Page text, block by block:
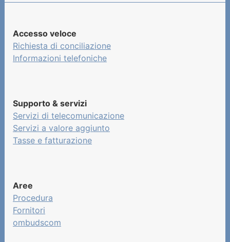
Accesso veloce
Richiesta di conciliazione
Informazioni telefoniche
Supporto & servizi
Servizi di telecomunicazione
Servizi a valore aggiunto
Tasse e fatturazione
Aree
Procedura
Fornitori
ombudscom